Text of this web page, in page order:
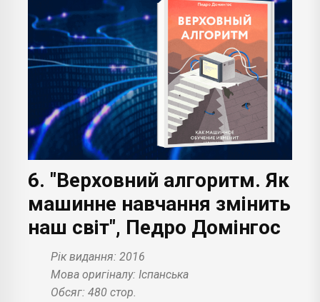
6. "Верховний алгоритм. Як
машинне навчання змінить
наш світ", Педро Домінгос
Рік видання: 2016
Мова оригіналу: Іспанська
Обсяг: 480 стор.